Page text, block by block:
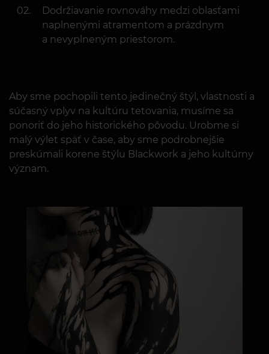
Dodržiavanie rovnováhy medzi oblasťami
naplnenými atramentom a prázdnym
a nevyplneným priestorom.
Aby sme pochopili tento jedinečný štýl, vlastnosti a
súčasný vplyv na kultúru tetovania, musíme sa
ponoriť do jeho historického pôvodu. Urobme si
malý výlet späť v čase, aby sme podrobnejšie
preskúmali korene štýlu Blackwork a jeho kultúrny
význam.